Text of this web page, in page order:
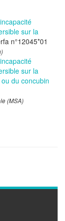
sur la
n°12045*01
sur la
du concubin
(MSA)